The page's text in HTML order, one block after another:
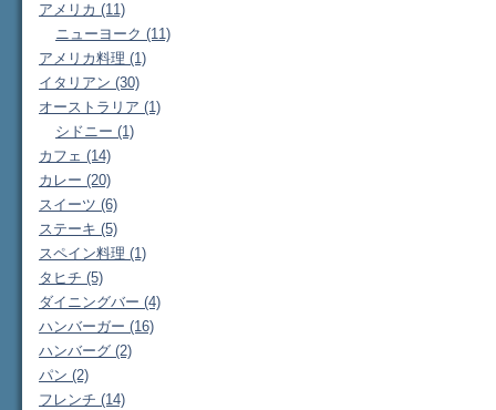
アメリカ (11)
ニューヨーク (11)
アメリカ料理 (1)
イタリアン (30)
オーストラリア (1)
シドニー (1)
カフェ (14)
カレー (20)
スイーツ (6)
ステーキ (5)
スペイン料理 (1)
タヒチ (5)
ダイニングバー (4)
ハンバーガー (16)
ハンバーグ (2)
パン (2)
フレンチ (14)